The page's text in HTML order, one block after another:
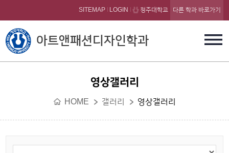
본문 바로가기
아트앤패션디자인학과
SITEMAP LOGIN 청주대학교 다른 학과 바로가기
영상갤러리
HOME 갤러리 영상갤러리